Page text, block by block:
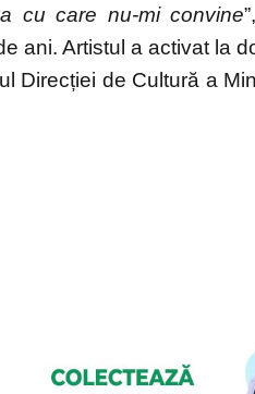
cu care nu-mi convine
ani. Artistul a activat la
Direcției de Cultură a